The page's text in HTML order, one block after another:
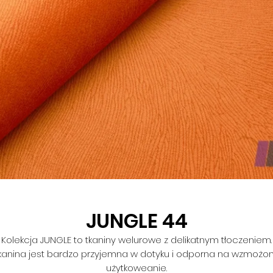
JUNGLE 44
Kolekcja JUNGLE to tkaniny welurowe z delikatnym tłoczeniem.
jest bardzo przyjemna w dotyku i odporna na
użytkoweanie.